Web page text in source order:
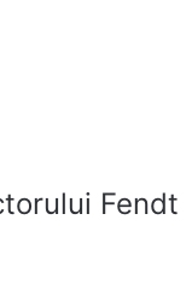
Fendt